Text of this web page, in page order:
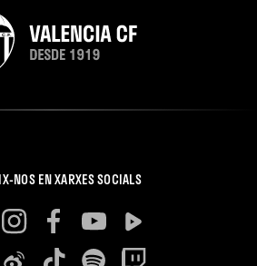
NOS EN XARXES SOCIALS